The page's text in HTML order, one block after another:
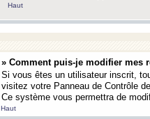
Haut
» Comment puis-je modifier mes
Si vous êtes un utilisateur inscrit,
visitez votre Panneau de Contrôle
Ce système vous permettra de
Haut